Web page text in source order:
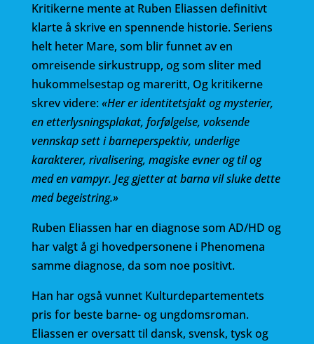
Kritikerne mente at Ruben Eliassen definitivt
klarte å skrive en spennende historie. Seriens
helt heter Mare, som blir funnet av en
omreisende sirkustrupp, og som sliter med
hukommelsestap og mareritt, Og kritikerne
skrev videre:«Her er identitetsjakt og mysterier,
en etterlysningsplakat, forfølgelse, voksende
vennskap sett i barneperspektiv, underlige
karakterer, rivalisering, magiske evner og til og
med en vampyr. Jeg gjetter at barna vil sluke dette
med begeistring.»
Ruben Eliassen har en diagnose som AD/HD og
har valgt å gi hovedpersonene i Phenomena
samme diagnose, da som noe positivt.
Han har også vunnet Kulturdepartementets
pris for beste barne- og ungdomsroman.
Eliassen er oversatt til dansk, svensk, tysk og